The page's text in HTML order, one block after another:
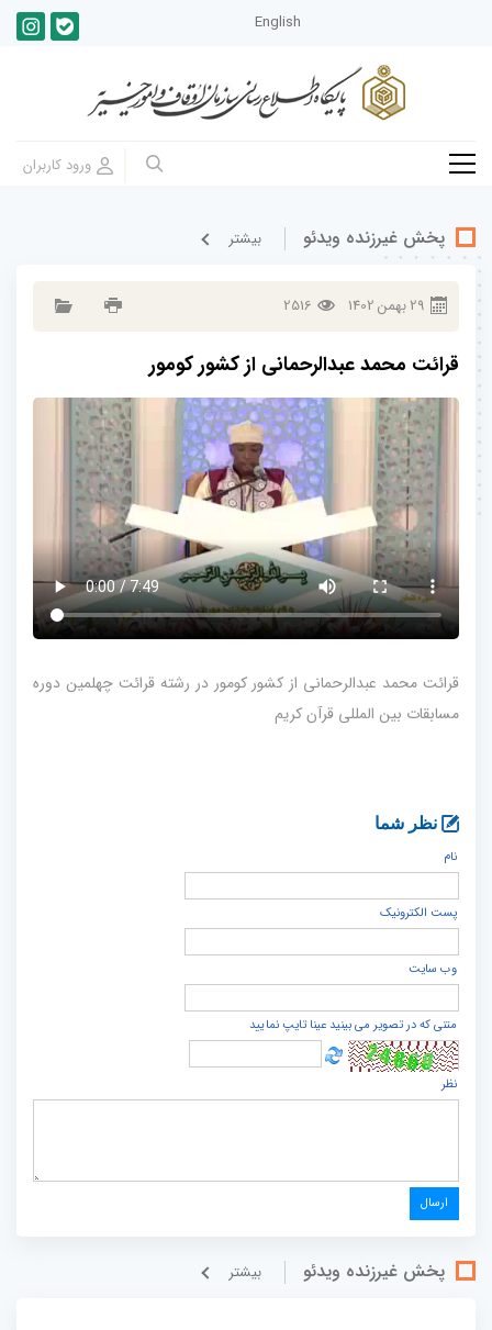
English
پخش غيرزنده ویدئو بيشتر
29بهمن1402
2516
قرائت محمد عبدالرحمانی از کشور کومور
قرائت محمد عبدالرحمانی از کشور کومور در رشته قرائت چهلمین دوره
مسابقات بین المللی قرآن کریم
نظر شما
نام
پست الكترونيک
وب سایت
متنی که در تصویر می بینید عینا تایپ نمایید
نظر
پخش غيرزنده ویدئو بيشتر